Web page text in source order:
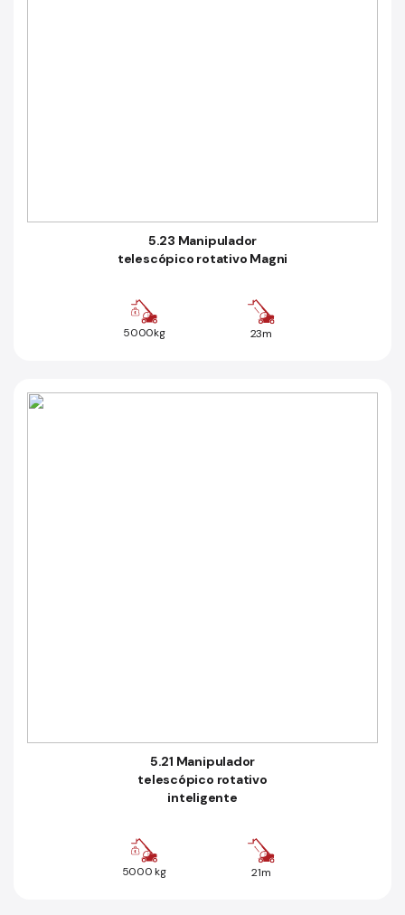
5.23 Manipulador
telescópico rotativo Magni
5000kg 23m
5.21 Manipulador
telescópico rotativo
inteligente
5000 kg 21m